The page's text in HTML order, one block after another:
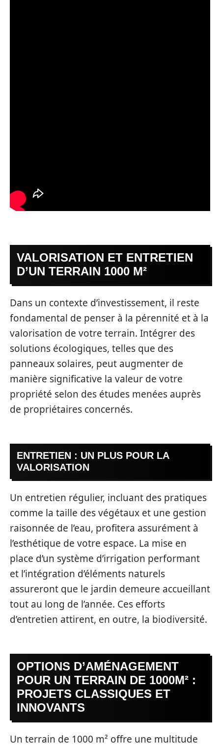
VALORISATION ET ENTRETIEN
D’UN TERRAIN 1000 M²
Dans un contexte d’investissement, il reste
fondamental de penser à la pérennité et à la
valorisation de votre terrain. Intégrer des
solutions écologiques, telles que des
panneaux solaires, peut augmenter de
manière significative la valeur de votre
propriété selon des études menées auprès
de propriétaires concernés.
ENTRETIEN : UN PLUS POUR LA
VALORISATION
Un entretien régulier, incluant des pratiques
comme la taille des végétaux et une gestion
raisonnée de l’eau, profitera assurément à
l’esthétique de votre espace. La mise en
place d’un système d’irrigation performant
et l’intégration d’éléments naturels
assureront que le jardin demeure accueillant
tout au long de l’année. Ces efforts
d’entretien attirent, en outre, la biodiversité.
OPTIONS D’AMÉNAGEMENT
POUR UN TERRAIN DE 1000M² :
PROJETS CLASSIQUES ET
INNOVANTS
Un terrain de 1000 m² offre une multitude